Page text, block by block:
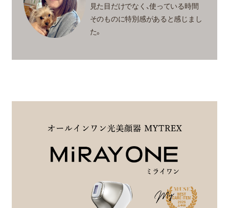
見た目だけでなく、使っている時間
そのものに特別感があると感じまし
た。